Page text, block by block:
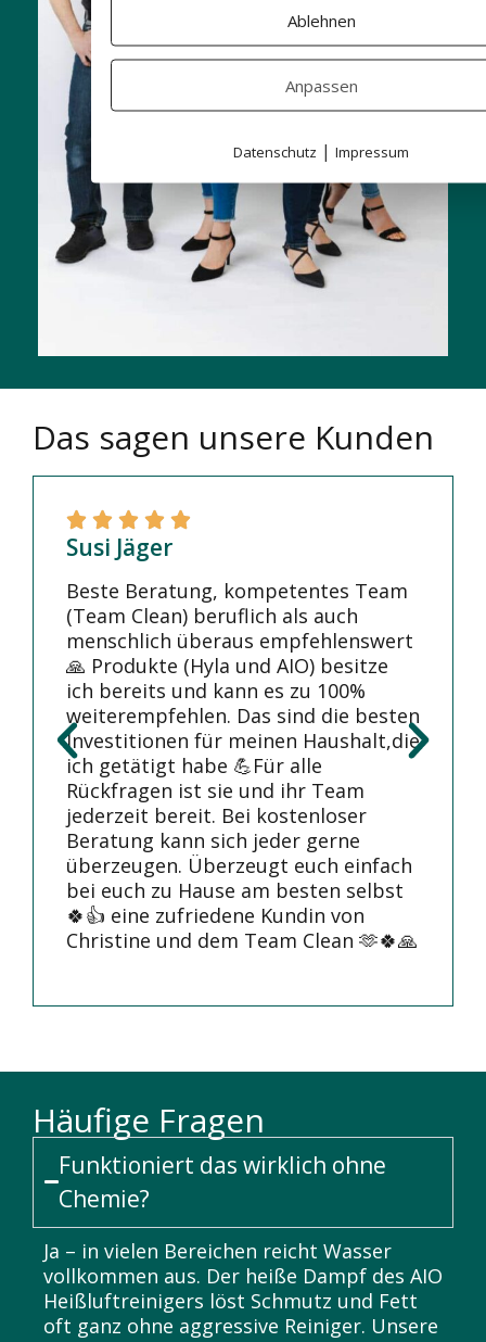
Das sagen unsere Kunden
Susi Jäger
Beste Beratung, kompetentes Team
(Team Clean) beruflich als auch
menschlich überaus empfehlenswert
🙏 Produkte (Hyla und AIO) besitze
ich bereits und kann es zu 100%
weiterempfehlen. Das sind die besten
Investitionen für meinen Haushalt,die
ich getätigt habe 💪Für alle
Rückfragen ist sie und ihr Team
jederzeit bereit. Bei kostenloser
Beratung kann sich jeder gerne
überzeugen. Überzeugt euch einfach
bei euch zu Hause am besten selbst
🍀👍 eine zufriedene Kundin von
Christine und dem Team Clean 🫶🍀🙏
Häufige Fragen
Funktioniert das wirklich ohne
Chemie?
Ja – in vielen Bereichen reicht Wasser
vollkommen aus. Der heiße Dampf des AIO
Heißluftreinigers löst Schmutz und Fett
oft ganz ohne aggressive Reiniger. Unsere
Ablehnen
Anpassen
Datenschutz | Impressum